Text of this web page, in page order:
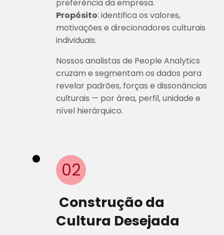
Propósito: identifica os valores,
motivações e direcionadores culturais
individuais.
Nossos analistas de People Analytics
cruzam e segmentam os dados para
revelar padrões, forças e dissonâncias
culturais — por área, perfil, unidade e
nível hierárquico.
02
Construção da
Cultura Desejada